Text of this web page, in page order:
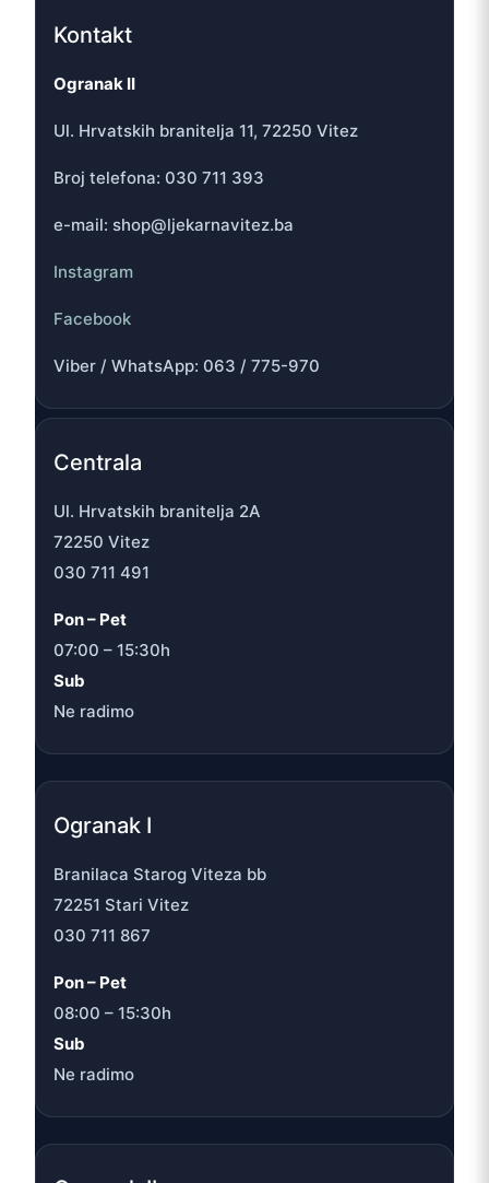
Kontakt
Ogranak II
Ul. Hrvatskih branitelja 11, 72250 Vitez
Broj telefona: 030 711 393
e-mail: shop@ljekarnavitez.ba
Instagram
Facebook
Viber / WhatsApp: 063 / 775-970
Centrala
Ul. Hrvatskih branitelja 2A
72250 Vitez
030 711 491
Pon – Pet
07:00 – 15:30h
Sub
Ne radimo
Ogranak I
Branilaca Starog Viteza bb
72251 Stari Vitez
030 711 867
Pon – Pet
08:00 – 15:30h
Sub
Ne radimo